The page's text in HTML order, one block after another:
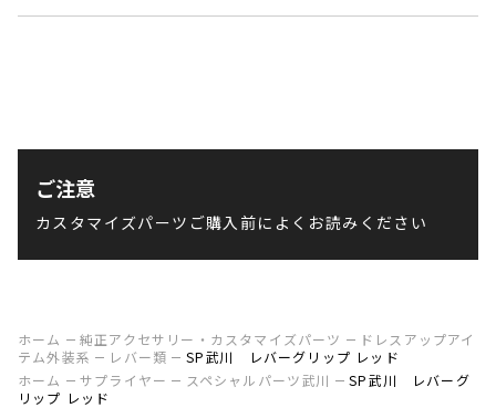
ご注意
カスタマイズパーツご購入前によくお読みください
ホーム 純正アクセサリー・カスタマイズパーツ
ドレスアップアイ
テム外装系
レバー類
SP武川 レバーグリップ レッド
ホーム
サプライヤー スペシャルパーツ武川
SP武川 レバーグ
リップ レッド